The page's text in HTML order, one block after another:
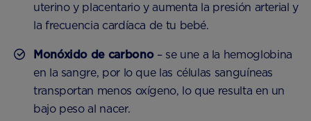
uterino y placentario y aumenta la presión arterial y
la frecuencia cardíaca de tu bebé.
Monóxido de carbono– se une a la hemoglobina
en la sangre, por lo que las células sanguíneas
transportan menos oxígeno, lo que resulta en un
bajo peso al nacer.